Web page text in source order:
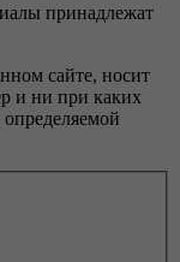
принадлежат
сайте, носит
и ни при каких